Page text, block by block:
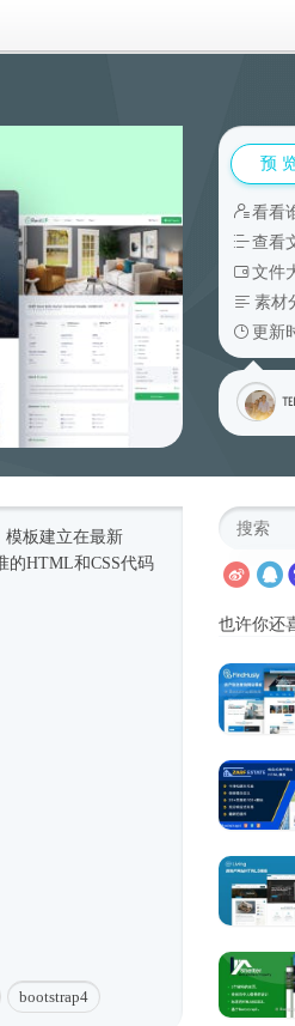
预
看看
查看
文件
素材
更新
模板建立在最新
的HTML和CSS代码
bootstrap4
也许你还